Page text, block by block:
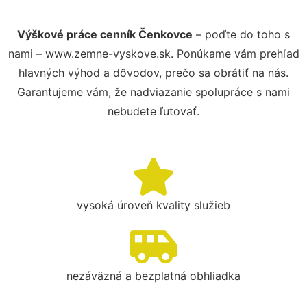
Výškové práce cenník Čenkovce – poďte do toho s
nami – www.zemne-vyskove.sk. Ponúkame vám prehľad
hlavných výhod a dôvodov, prečo sa obrátiť na nás.
Garantujeme vám, že nadviazanie spolupráce s nami
nebudete ľutovať.
vysoká úroveň kvality služieb
nezáväzná a bezplatná obhliadka